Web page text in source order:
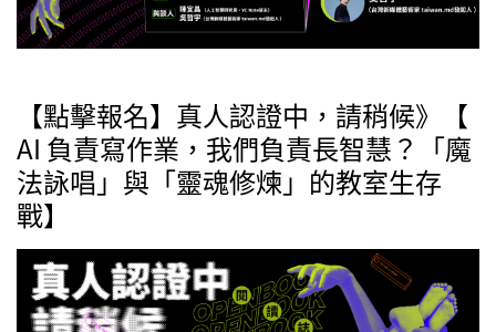
【點擊報名】真人認證中，請稍候》【
AI 負責寫作業，我們負責長智慧？「魔
法詠唱」與「靈魂修煉」的教室生存
戰】